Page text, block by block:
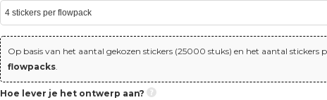
Op basis van het aantal gekozen stickers (25000 stuks) en het aantal stickers
flowpacks.
Hoe lever je het ontwerp aan?